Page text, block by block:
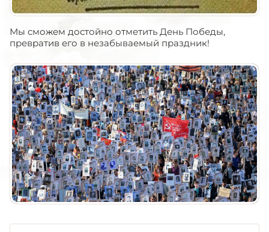
Мы сможем достойно отметить День Победы,
превратив его в незабываемый праздник!